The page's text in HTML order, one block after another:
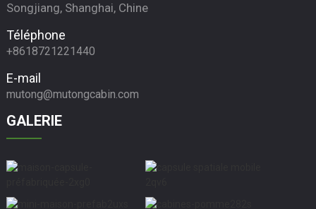
Songjiang, Shanghai, Chine
Téléphone
+8618721221440
E-mail
mutong@mutongcabin.com
GALERIE